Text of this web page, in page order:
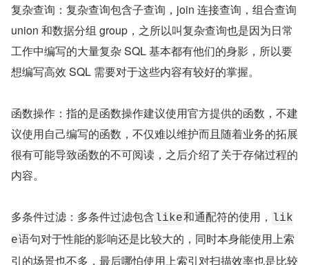
复杂查询：复杂查询包含子查询，join 连接查询，组合查询
union 和数据分组 group，之所以叫复杂查询也是因为日常
工作中编写的大量复杂 SQL 基本都有他们的身影，所以要
想编写高效 SQL 需要对于这些内容有较好的掌握。
函数操作：指的是函数操作建议使用官方提供的函数，不建
议使用自己编写的函数，不仅难以维护而且随着业务的拓展
很有可能导致函数的不可阅读，之后介绍了关于存储过程的
内容。
多条件过滤：多条件过滤包含 like和通配符的使用， lik
e语句对于性能的影响还是比较大的，同时本身能使用上索
引的场景也不多，最后哪怕使用上索引对扫描效率也是比较